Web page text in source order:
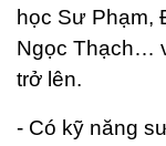
học Sư Phạm,
Ngọc Thạch…
trở lên.
- Có kỹ năng